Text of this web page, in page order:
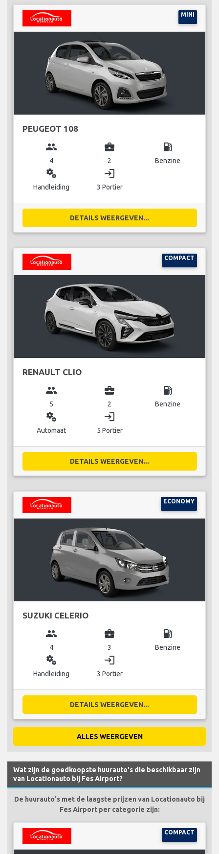
MINI
PEUGEOT 108
group
4
business_center
2
local_gas_station
Benzine
miscellaneous_services
Handleiding
login
3 Portier
DETAILS WEERGEVEN...
COMPACT
RENAULT CLIO
group
5
business_center
2
local_gas_station
Benzine
miscellaneous_services
Automaat
login
5 Portier
DETAILS WEERGEVEN...
ECONOMY
SUZUKI CELERIO
group
4
business_center
3
local_gas_station
Benzine
miscellaneous_services
Handleiding
login
3 Portier
DETAILS WEERGEVEN...
ALLES WEERGEVEN
Wat zijn de goedkoopste huurauto's die beschikbaar zijn
van Locationauto bij Fes Airport?
De huurauto's met de laagste prijzen van Locationauto bij
Fes Airport per categorie zijn:
COMPACT